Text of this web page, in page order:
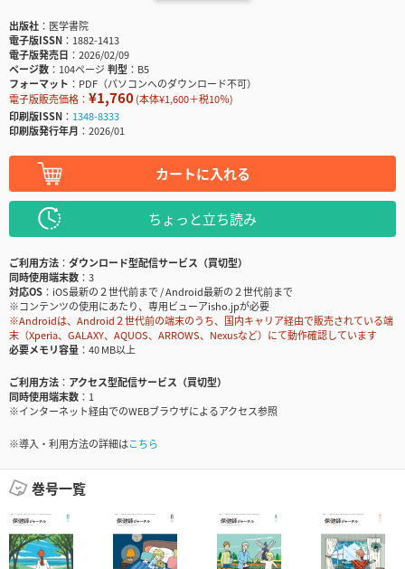
出版社
医学書院
電子版ISSN
1882-1413
電子版発売日
2026/02/09
ページ数
104ページ判型
B5
フォーマット
PDF（パソコンへのダウンロード不可）
電子版販売価格： ¥1,760(本体¥1,600＋税10％)
印刷版ISSN
1348-8333
印刷版発行年月
2026/01
カートに入れる
ちょっと立ち読み
ご利用方法
ダウンロード型配信サービス（買切型）
同時使用端末数
3
対応OS
iOS最新の２世代前まで / Android最新の２世代前まで
※コンテンツの使用にあたり、専用ビューアisho.jpが必要
※Androidは、Android２世代前の端末のうち、国内キャリア経由で販売されている端
末（Xperia、GALAXY、AQUOS、ARROWS、Nexusなど）にて動作確認しています
必要メモリ容量
40 MB以上
ご利用方法
アクセス型配信サービス（買切型）
同時使用端末数
1
※インターネット経由でのWEBブラウザによるアクセス参照
※導入・利用方法の詳細はこちら
巻号一覧